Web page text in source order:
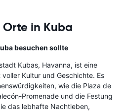
in Kuba
besuchen sollte
Kubas, Havanna, ist eine
Kultur und Geschichte. Es
wie die Plaza de
Promenade und die Festung
das lebhafte Nachtleben,